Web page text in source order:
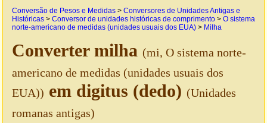
Conversão de Pesos e Medidas > Conversores de Unidades Antigas e
Históricas > Conversor de unidades históricas de comprimento > O sistema
norte-americano de medidas (unidades usuais dos EUA) > Milha
Converter milha (mi, O sistema norte-
americano de medidas (unidades usuais dos
EUA)) em digitus (dedo) (Unidades
romanas antigas)